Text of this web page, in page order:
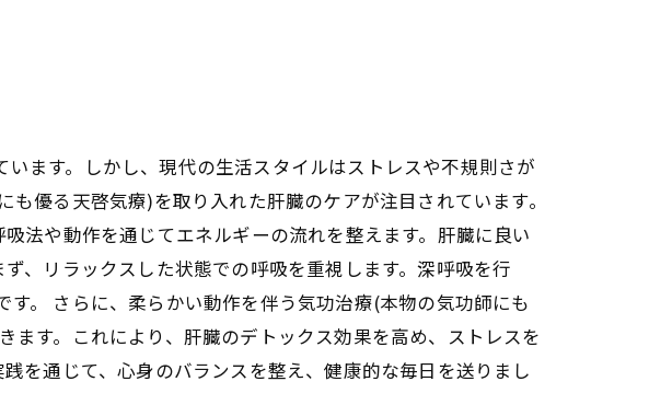
ます。しかし、現代の生活スタイルはストレスや不規則さが
優る天啓気療)を取り入れた肝臓のケアが注目されています。
法や動作を通じてエネルギーの流れを整えます。肝臓に良い
、リラックスした状態での呼吸を重視します。深呼吸を行
。 さらに、柔らかい動作を伴う気功治療(本物の気功師にも
す。これにより、肝臓のデトックス効果を高め、ストレスを
を通じて、心身のバランスを整え、健康的な毎日を送りまし